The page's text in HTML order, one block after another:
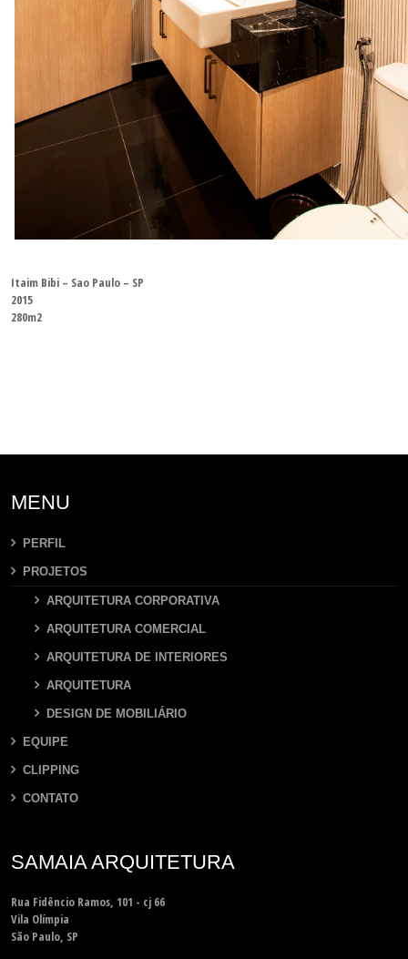
Itaim Bibi – Sao Paulo – SP
2015
280m2
MENU
PERFIL
PROJETOS
ARQUITETURA CORPORATIVA
ARQUITETURA COMERCIAL
ARQUITETURA DE INTERIORES
ARQUITETURA
DESIGN DE MOBILIÁRIO
EQUIPE
CLIPPING
CONTATO
SAMAIA ARQUITETURA
Rua Fidêncio Ramos, 101 - cj 66
Vila Olímpia
São Paulo, SP